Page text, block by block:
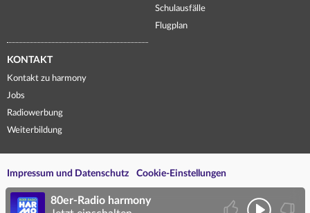
Schulausfälle
Flugplan
KONTAKT
Kontakt zu harmony
Jobs
Radiowerbung
Weiterbildung
Impressum und Datenschutz Cookie-Einstellungen
80er-Radio harmony